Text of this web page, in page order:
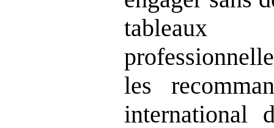
tableaux
les
international